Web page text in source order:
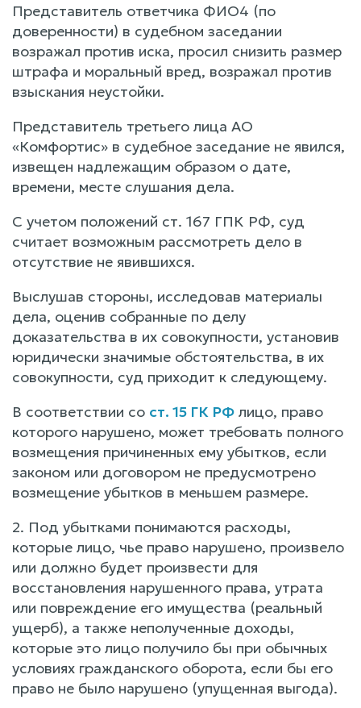
Представитель ответчика ФИО4 (по
доверенности) в судебном заседании
возражал против иска, просил снизить размер
штрафа и моральный вред, возражал против
взыскания неустойки.
Представитель третьего лица АО
«Комфортис» в судебное заседание не явился,
извещен надлежащим образом о дате,
времени, месте слушания дела.
С учетом положений ст. 167 ГПК РФ, суд
считает возможным рассмотреть дело в
отсутствие не явившихся.
Выслушав стороны, исследовав материалы
дела, оценив собранные по делу
доказательства в их совокупности, установив
юридически значимые обстоятельства, в их
совокупности, суд приходит к следующему.
В соответствии со ст. 15 ГК РФ лицо, право
которого нарушено, может требовать полного
возмещения причиненных ему убытков, если
законом или договором не предусмотрено
возмещение убытков в меньшем размере.
2. Под убытками понимаются расходы,
которые лицо, чье право нарушено, произвело
или должно будет произвести для
восстановления нарушенного права, утрата
или повреждение его имущества (реальный
ущерб), а также неполученные доходы,
которые это лицо получило бы при обычных
условиях гражданского оборота, если бы его
право не было нарушено (упущенная выгода).